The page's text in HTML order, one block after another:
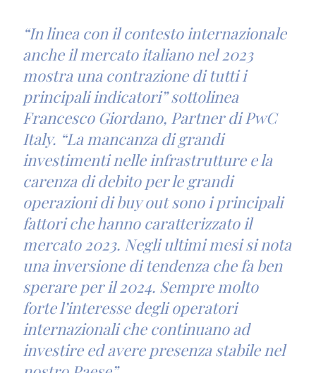
“In linea con il contesto internazionale
anche il mercato italiano nel 2023
mostra una contrazione di tutti i
principali indicatori” sottolinea
Francesco Giordano, Partner di PwC
Italy. “La mancanza di grandi
investimenti nelle infrastrutture e la
carenza di debito per le grandi
operazioni di buy out sono i principali
fattori che hanno caratterizzato il
mercato 2023. Negli ultimi mesi si nota
una inversione di tendenza che fa ben
sperare per il 2024. Sempre molto
forte l’interesse degli operatori
internazionali che continuano ad
investire ed avere presenza stabile nel